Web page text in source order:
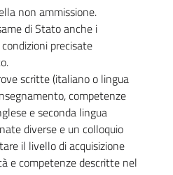
non ammissione.
di Stato anche i
precisate
scritte (italiano o lingua
competenze
e seconda lingua
diverse e un colloquio
il livello di acquisizione
e competenze descritte nel